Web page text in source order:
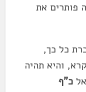
פותרים את
כל כך,
והיא תהיה
אלכ"ף